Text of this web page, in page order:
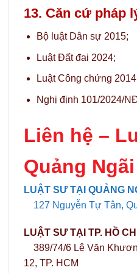
13. Căn cứ pháp
Bộ luật Dân sự 2015;
Luật Đất đai 2024;
Luật Công chứng
Nghị định 101/2024/
Liên hệ –
Quảng
LUẬT SƯ TẠI QUẢNG
127 Nguyễn Tự Tân,
LUẬT SƯ TẠI TP. HỒ
389/74/6 Lê Văn
12, TP. HCM